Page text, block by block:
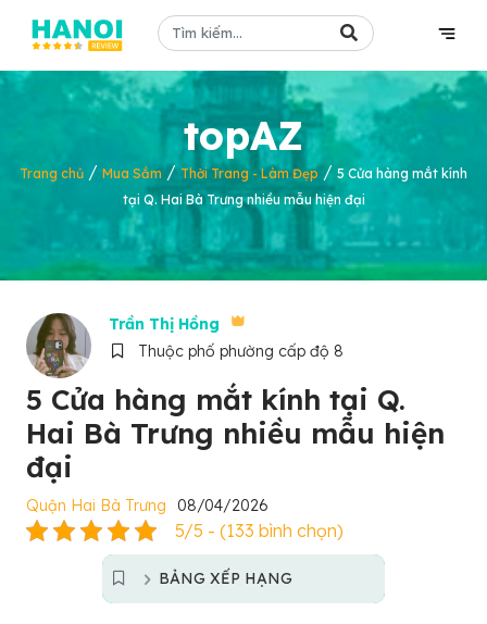
topAZ
Trang chủ / Mua Sắm /Thời Trang - Làm Đẹp/ 5 Cửa hàng mắt kính
tại Q. Hai Bà Trưng nhiều mẫu hiện đại
Trần Thị Hồng
Thuộc phố phường cấp độ 8
5 Cửa hàng mắt kính tại Q.
Hai Bà Trưng nhiều mẫu hiện
đại
Quận Hai Bà Trưng 08/04/2026
5/5 - (133 bình chọn)
BẢNG XẾP HẠNG